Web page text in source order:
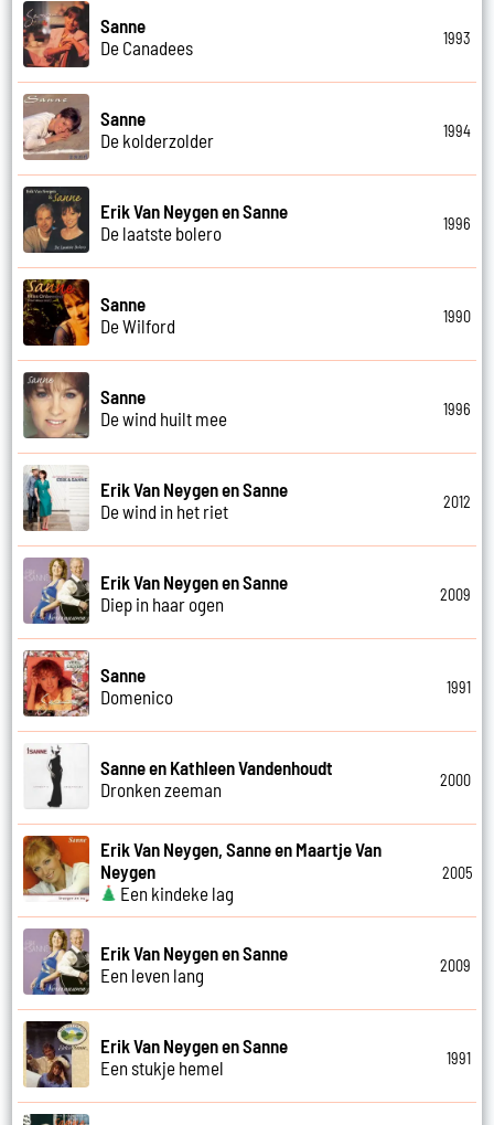
Sanne
De Canadees
1993
Sanne
De kolderzolder
1994
Erik Van Neygen en Sanne
De laatste bolero
1996
Sanne
De Wilford
1990
Sanne
De wind huilt mee
1996
Erik Van Neygen en Sanne
De wind in het riet
2012
Erik Van Neygen en Sanne
Diep in haar ogen
2009
Sanne
Domenico
1991
Sanne en Kathleen Vandenhoudt
Dronken zeeman
2000
Erik Van Neygen, Sanne en Maartje Van
Neygen
Een kindeke lag
2005
Erik Van Neygen en Sanne
Een leven lang
2009
Erik Van Neygen en Sanne
Een stukje hemel
1991